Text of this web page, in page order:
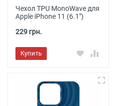
Чехол TPU MonoWave для
Apple iPhone 11 (6.1")
229 грн.
Купить